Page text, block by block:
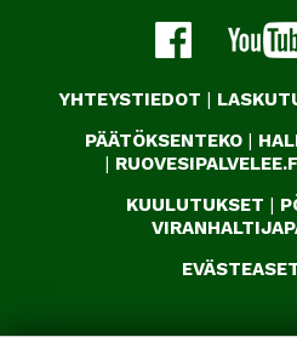
YHTEYSTIEDOT
PÄÄTÖKSENTEKO
KUULUTUKSET